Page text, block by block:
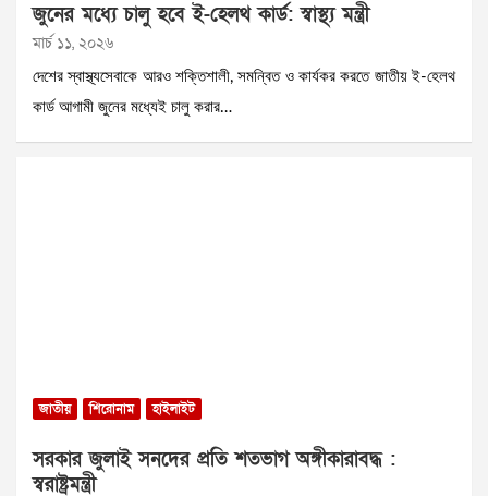
জুনের মধ্যে চালু হবে ই-হেলথ কার্ড: স্বাস্থ্য মন্ত্রী
মার্চ ১১, ২০২৬
দেশের স্বাস্থ্যসেবাকে আরও শক্তিশালী, সমন্বিত ও কার্যকর করতে জাতীয় ই-হেলথ
কার্ড আগামী জুনের মধ্যেই চালু করার…
জাতীয় শিরোনাম হাইলাইট
সরকার জুলাই সনদের প্রতি শতভাগ অঙ্গীকারাবদ্ধ :
স্বরাষ্ট্রমন্ত্রী